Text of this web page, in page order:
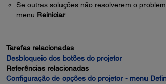
Se outras soluções não resolverem o
menu Reiniciar.
Tarefas relacionadas
Desbloqueio dos botões do projetor
Referências relacionadas
Configuração de opções do projetor - menu